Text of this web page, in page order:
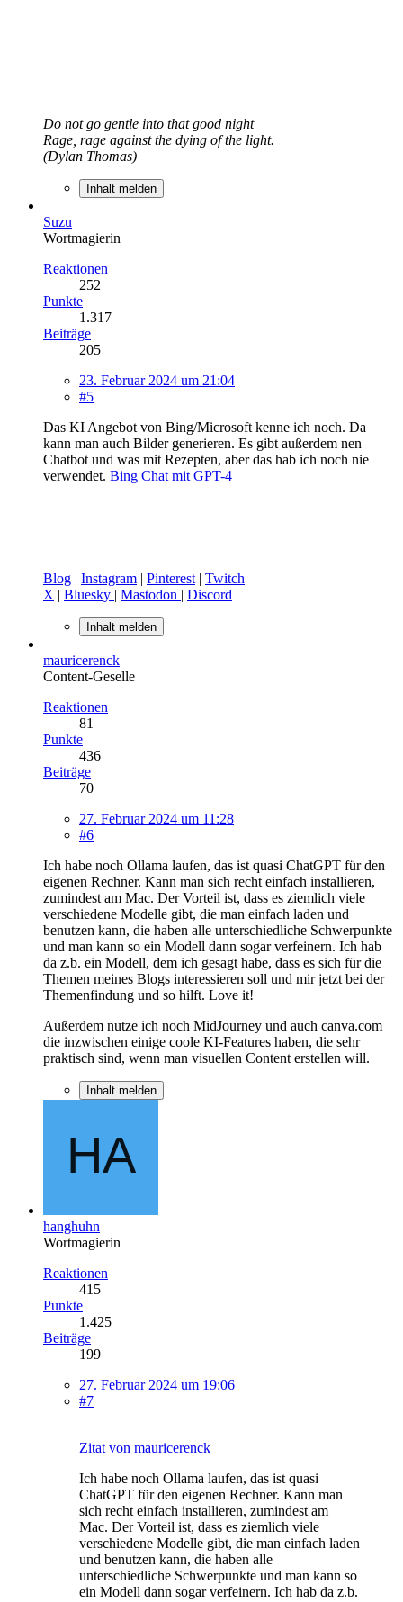
Do not go gentle into that good night
Rage, rage against the dying of the light.
(Dylan Thomas)
Inhalt melden
Suzu
Wortmagierin
Reaktionen
252
Punkte
1.317
Beiträge
205
23. Februar 2024 um 21:04
#5
Das KI Angebot von Bing/Microsoft kenne ich noch. Da
kann man auch Bilder generieren. Es gibt außerdem nen
Chatbot und was mit Rezepten, aber das hab ich noch nie
verwendet. Bing Chat mit GPT-4
Blog | Instagram | Pinterest | Twitch
X | Bluesky | Mastodon | Discord
Inhalt melden
mauricerenck
Content-Geselle
Reaktionen
81
Punkte
436
Beiträge
70
27. Februar 2024 um 11:28
#6
Ich habe noch Ollama laufen, das ist quasi ChatGPT für den
eigenen Rechner. Kann man sich recht einfach installieren,
zumindest am Mac. Der Vorteil ist, dass es ziemlich viele
verschiedene Modelle gibt, die man einfach laden und
benutzen kann, die haben alle unterschiedliche Schwerpunkte
und man kann so ein Modell dann sogar verfeinern. Ich hab
da z.b. ein Modell, dem ich gesagt habe, dass es sich für die
Themen meines Blogs interessieren soll und mir jetzt bei der
Themenfindung und so hilft. Love it!
Außerdem nutze ich noch MidJourney und auch canva.com
die inzwischen einige coole KI-Features haben, die sehr
praktisch sind, wenn man visuellen Content erstellen will.
Inhalt melden
hanghuhn
Wortmagierin
Reaktionen
415
Punkte
1.425
Beiträge
199
27. Februar 2024 um 19:06
#7
Zitat von mauricerenck
Ich habe noch Ollama laufen, das ist quasi
ChatGPT für den eigenen Rechner. Kann man
sich recht einfach installieren, zumindest am
Mac. Der Vorteil ist, dass es ziemlich viele
verschiedene Modelle gibt, die man einfach laden
und benutzen kann, die haben alle
unterschiedliche Schwerpunkte und man kann so
ein Modell dann sogar verfeinern. Ich hab da z.b.